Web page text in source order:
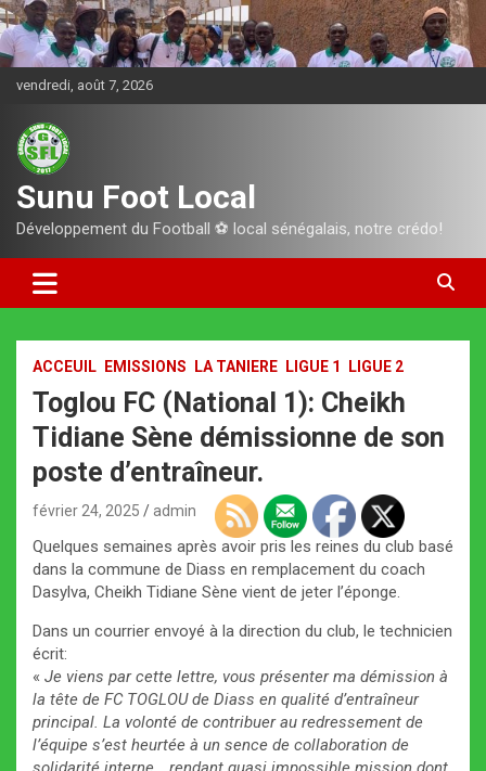
Aller
au
contenu
vendredi, août 7, 2026
Sunu Foot Local
Développement du Football ⚽️ local sénégalais, notre crédo!
ACCEUIL EMISSIONS LA TANIERE LIGUE 1 LIGUE 2
Toglou FC (National 1): Cheikh
Tidiane Sène démissionne de son
poste d’entraîneur.
février 24, 2025 admin
Quelques semaines après avoir pris les reines du club basé
dans la commune de Diass en remplacement du coach
Dasylva, Cheikh Tidiane Sène vient de jeter l’éponge.
Dans un courrier envoyé à la direction du club, le technicien
écrit:
« Je viens par cette lettre, vous présenter ma démission à
la tête de FC TOGLOU de Diass en qualité d’entraîneur
principal. La volonté de contribuer au redressement de
l’équipe s’est heurtée à un sence de collaboration de